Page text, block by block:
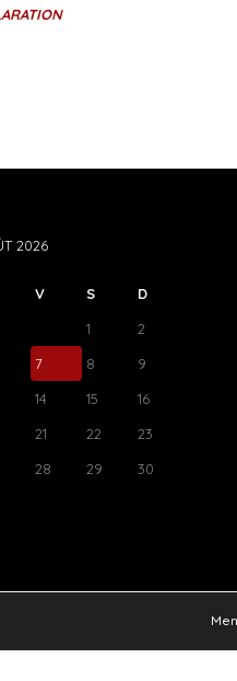
2026
V S
D
1
2
7 8
9
14 15
16
21 22
23
28 29
30